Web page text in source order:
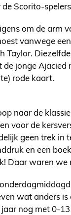
Scorito-
om de arm
vanwege
Taylor.
jonge Ajacied
rode kaart.
naar de
voor de
geen trek in
en een
Daar waren we
wat anders is
nog met 0-